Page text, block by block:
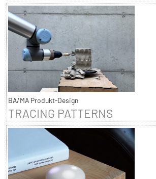
BA/MA Produkt-Design
TRACING PATTERNS